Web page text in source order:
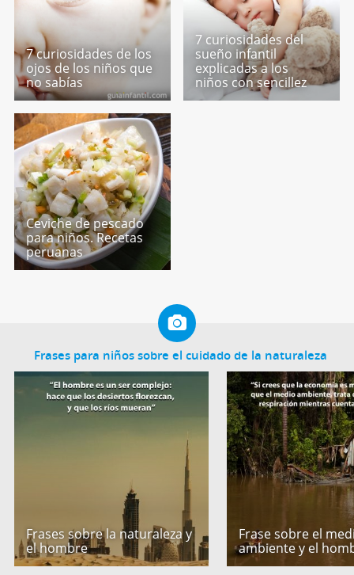
7 curiosidades de los
ojos de los niños que
no sabías
7 curiosidades del
sueño infantil
explicadas a los
niños con sencillez
Ceviche de pescado
para niños. Recetas
peruanas
Frases para niños sobre el cuidado de la naturaleza
Frases sobre la naturaleza y
el hombre
Frase sobre el
ambiente y el